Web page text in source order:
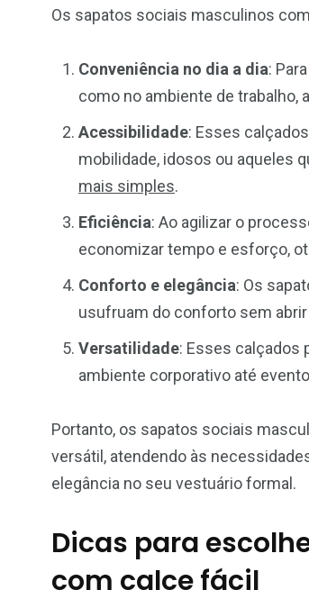
Os sapatos sociais masculinos
Conveniência no dia a dia:
como no ambiente de trabalho,
Acessibilidade: Esses
mobilidade, idosos ou aqueles
mais simples.
Eficiência: Ao agilizar o
economizar tempo e esforço,
Conforto e elegância: Os
usufruam do conforto sem
Versatilidade: Esses calçados
ambiente corporativo até
Portanto, os sapatos sociais
versátil, atendendo às
elegância no seu vestuário formal.
Dicas para
com calce fácil